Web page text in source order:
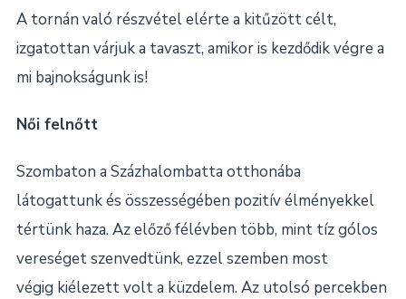
A tornán való részvétel elérte a kitűzött célt,
izgatottan várjuk a tavaszt, amikor is kezdődik végre a
mi bajnokságunk is!
Női felnőtt
Szombaton a Százhalombatta otthonába
látogattunk és összességében pozitív élményekkel
tértünk haza. Az előző félévben több, mint tíz gólos
vereséget szenvedtünk, ezzel szemben most
végig kiélezett volt a küzdelem. Az utolsó percekben